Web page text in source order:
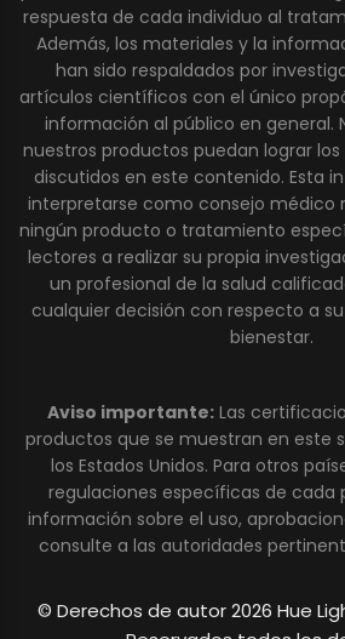
respuesta de cada individuo al
Además, los materiales y la
han sido respaldados por
artículos científicos con el único
información al público en general.
nuestros productos puedan lograr
discutidos en este contenido. Esta
interpretarse como consejo médico
ningún producto o tratamiento
lectores a realizar su propia
un profesional de la salud
cualquier decisión con respecto a
bienestar.
Aviso importante:Las
productos que se muestran en este
los Estados Unidos. Para otros
regulaciones específicas de cada
información sobre el uso,
consulte a las autoridades
© Derechos de autor 2026 Hue